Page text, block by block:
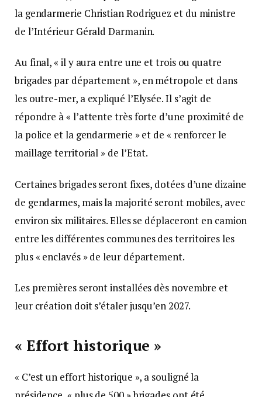
la gendarmerie Christian Rodriguez et du ministre
de l’Intérieur Gérald Darmanin.
Au final, « il y aura entre une et trois ou quatre
brigades par département », en métropole et dans
les outre-mer, a expliqué l’Elysée. Il s’agit de
répondre à « l’attente très forte d’une proximité de
la police et la gendarmerie » et de « renforcer le
maillage territorial » de l’Etat.
Certaines brigades seront fixes, dotées d’une dizaine
de gendarmes, mais la majorité seront mobiles, avec
environ six militaires. Elles se déplaceront en camion
entre les différentes communes des territoires les
plus « enclavés » de leur département.
Les premières seront installées dès novembre et
leur création doit s’étaler jusqu’en 2027.
« Effort historique »
« C’est un effort historique », a souligné la